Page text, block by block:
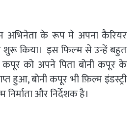
अभिनेता के रूप मे अपना कैरियर
किया। इस फिल्‍म से उन्हें बहुत
कपूर को अपने पिता बोनी कपूर के
हुआ, बोनी कपूर भी फ़िल्म इंडस्ट्री
और निर्देशक है।